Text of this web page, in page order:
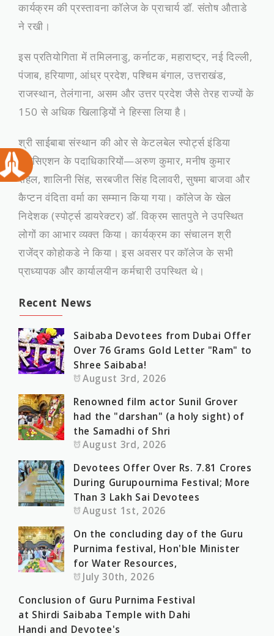
कार्यक्रम की प्रस्तावना कॉलेज के प्राचार्य डॉ. संतोष औताडे
ने रखी।
​इस प्रतियोगिता में तमिलनाडु, कर्नाटक, महाराष्ट्र, नई दिल्ली,
पंजाब, हरियाणा, आंध्र प्रदेश, पश्चिम बंगाल, उत्तराखंड,
राजस्थान, तेलंगाना, असम और उत्तर प्रदेश जैसे तेरह राज्यों के
150 से अधिक खिलाड़ियों ने हिस्सा लिया है।
​श्री साईबाबा संस्थान की ओर से केटलबेल स्पोर्ट्स इंडिया
एसोसिएशन के पदाधिकारियों—अरुण कुमार, मनीष कुमार
रोहेल, शालिनी सिंह, सरबजीत सिंह दिलावरी, सुषमा बाजवा और
कैप्टन वंदिता वर्मा का सम्मान किया गया। कॉलेज के खेल
निदेशक (स्पोर्ट्स डायरेक्टर) डॉ. विक्रम सातपुते ने उपस्थित
लोगों का आभार व्यक्त किया। कार्यक्रम का संचालन श्री
राजेंद्र कोहोकडे ने किया। इस अवसर पर कॉलेज के सभी
प्राध्यापक और कार्यालयीन कर्मचारी उपस्थित थे।
Recent News
Saibaba Devotees from Dubai Offer
Over 76 Grams Gold Letter "Ram" to
Shree Saibaba!
August 3rd, 2026
Renowned film actor Sunil Grover
had the "darshan" (a holy sight) of
the Samadhi of Shri
August 3rd, 2026
Devotees Offer Over Rs. 7.81 Crores
During Gurupournima Festival; More
Than 3 Lakh Sai Devotees
August 1st, 2026
On the concluding day of the Guru
Purnima festival, Hon'ble Minister
for Water Resources,
July 30th, 2026
Conclusion of Guru Purnima Festival
at Shirdi Saibaba Temple with Dahi
Handi and Devotee's